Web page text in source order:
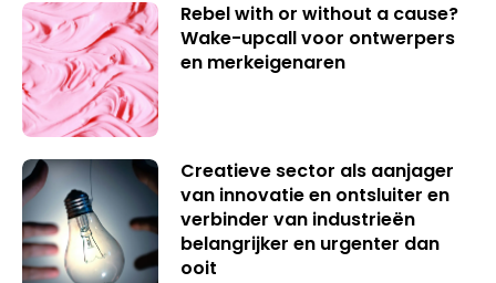
Rebel with or without a cause?
Wake-upcall voor ontwerpers
en merkeigenaren
Creatieve sector als aanjager
van innovatie en ontsluiter en
verbinder van industrieën
belangrijker en urgenter dan
ooit